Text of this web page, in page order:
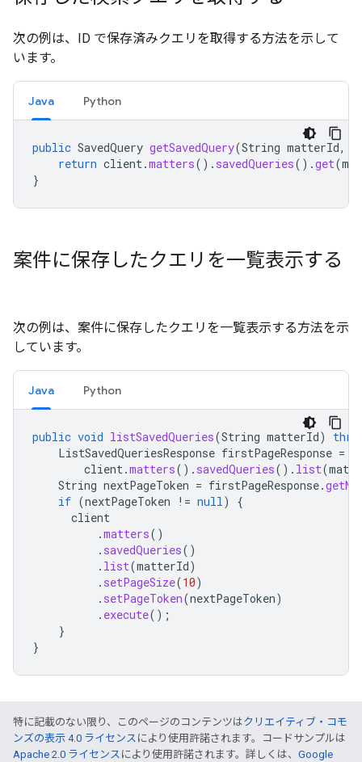
次の例は、ID で保存済みクエリを取得する方法を示して
います。
Java Python
public SavedQuery getSavedQuery(String matterId,
return client.matters(). savedQueries().get(
}
案件に保存したクエリを一覧表示する
次の例は、案件に保存したクエリを一覧表示する方法を示
しています。
Java Python
public void listSavedQueries(String matterId)
ListSavedQueriesResponse firstPageResponse =
client.matters(). savedQueries(). list(
String nextPageToken = firstPageResponse.
if (nextPageToken != null)
{
client
.matters()
. savedQueries()
. list(matterId)
. setPageSize(10)
. setPageToken(nextPageToken)
. execute();
}
}
特に記載のない限り、このページのコンテンツはクリエイティブ・コモ
ンズの表示 4.0 ライセンス により使用許諾されます。コードサンプルは
Apache 2.0 ライセンス により使用許諾されます。詳しくは、 Google